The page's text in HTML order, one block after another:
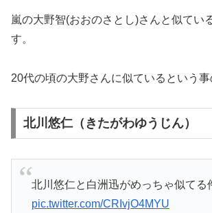
嵐の大野智(おおのさとし)さんと似てい
す。
20代の頃の大野さんに似ているという事
北川悠仁（きたがわゆうじん）
北川悠仁と白洲迅がめっちゃ似てる
pic.twitter.com/CRIvjO4MYU